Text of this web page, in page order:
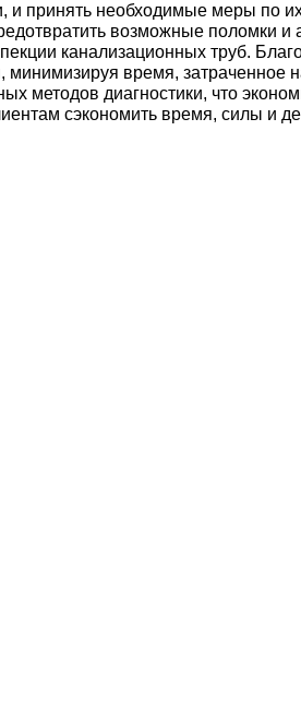
и принять необходимые меры по
возможные поломки
канализационных труб.
время, затраченное
методов диагностики, что
сэкономить время, силы и